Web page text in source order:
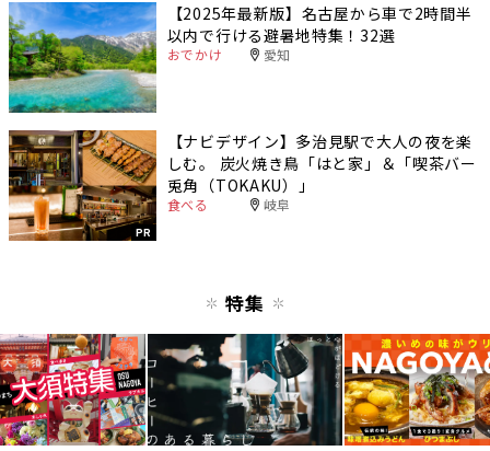
【2025年最新版】名古屋から車で2時間半
以内で行ける避暑地特集！32選
おでかけ 愛知
PR
【ナビデザイン】多治見駅で大人の夜を楽
しむ。 炭火焼き鳥「はと家」＆「喫茶バー
兎角（TOKAKU）」
食べる 岐阜
特集